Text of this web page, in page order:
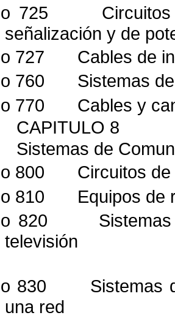
725
señalización y de
727
Cables de
760
Sistemas
770
Cables y
CAPITULO 8
Sistemas de
800
Circuitos
810
Equipos de
820
televisión
830
Sistemas
una red